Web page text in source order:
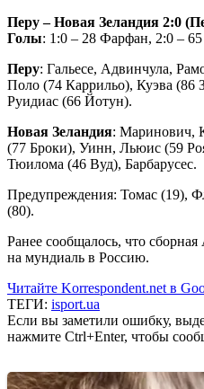
Перу – Новая Зеландия 2:0
Голы: 1:0 – 28 Фарфан, 2:0 –
Перу: Гальесе, Адвинчула,
Поло (74 Каррильо), Куэва (86
Руидиас (66 Йотун).
Новая Зеландия: Маринович,
(77 Броки), Уинн, Льюис (59
Тюилома (46 Вуд), Барбарусес.
Предупреждения: Томас (19),
(80).
Ранее сообщалось, что
на мундиаль в Россию.
Читайте Korrespondent.net в
ТЕГИ: isport.ua
Если вы заметили ошибку,
нажмите Ctrl+Enter, чтобы